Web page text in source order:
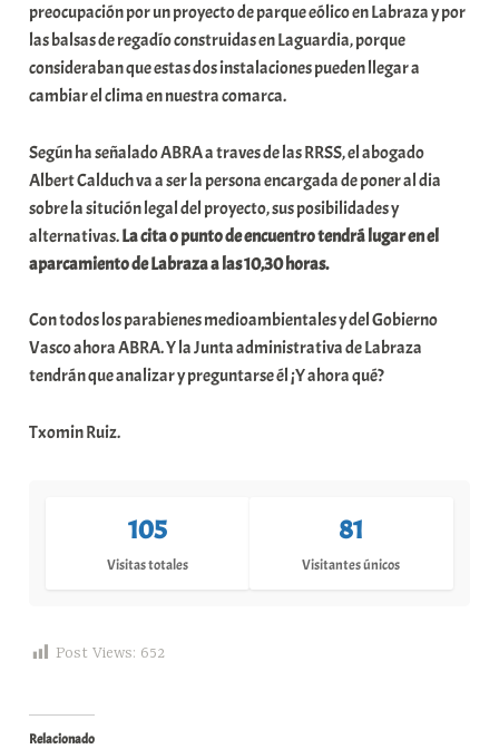
preocupación por un proyecto de parque eólico en Labraza y por
las balsas de regadío construidas en Laguardia, porque
consideraban que estas dos instalaciones pueden llegar a
cambiar el clima en nuestra comarca.
Según ha señalado ABRA a traves de las RRSS, el abogado
Albert Calduch va a ser la persona encargada de poner al dia
sobre la situción legal del proyecto, sus posibilidades y
alternativas.La cita o punto de encuentro tendrá lugar en el
aparcamiento de Labraza a las 10,30 horas.
Con todos los parabienes medioambientales y del Gobierno
Vasco ahora ABRA. Y la Junta administrativa de Labraza
tendrán que analizar y preguntarse él ¡Y ahora qué?
Txomin Ruiz.
105
Visitas totales
81
Visitantes únicos
Post Views: 652
Relacionado